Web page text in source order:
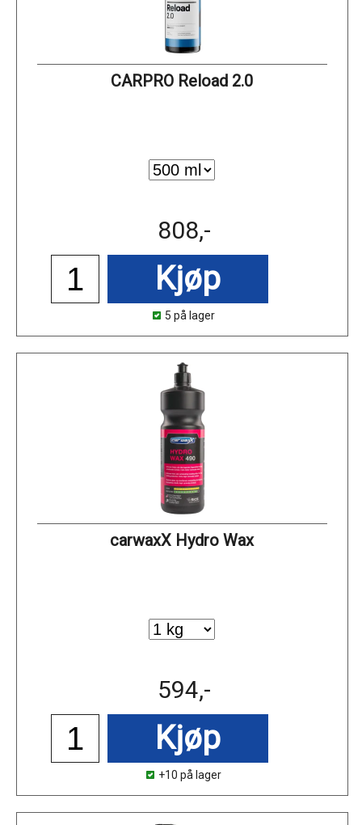
CARPRO Reload 2.0
808,-
Kjøp
5 på lager
carwaxX Hydro Wax
594,-
Kjøp
+10 på lager